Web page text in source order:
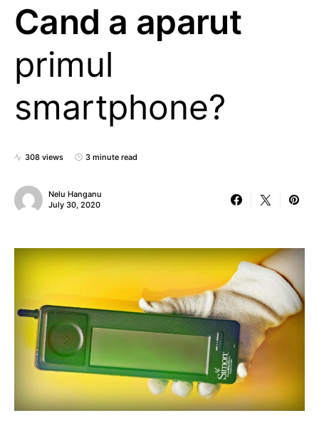
Cand a aparut
primul
smartphone?
308 views 3 minute read
Nelu Hanganu
July 30, 2020